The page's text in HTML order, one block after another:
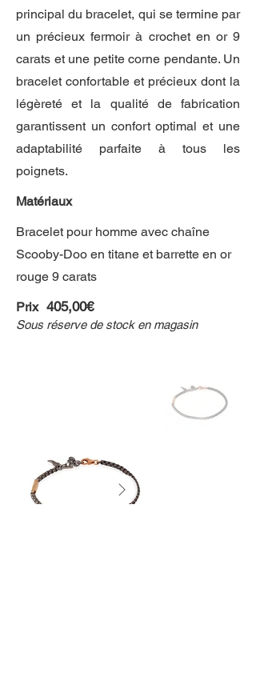
principal du bracelet, qui se termine par
un précieux fermoir à crochet en or 9
carats et une petite corne pendante. Un
bracelet confortable et précieux dont la
légèreté et la qualité de fabrication
garantissent un confort optimal et une
adaptabilité parfaite à tous les
poignets.
Matériaux
Bracelet pour homme avec chaîne
Scooby-Doo en titane et barrette en or
rouge 9 carats
Prix 405,00€
Sous réserve de stock en magasin